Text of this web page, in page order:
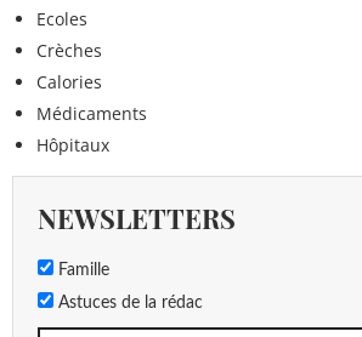
Ecoles
Crèches
Calories
Médicaments
Hôpitaux
NEWSLETTERS
Famille
Astuces de la rédac